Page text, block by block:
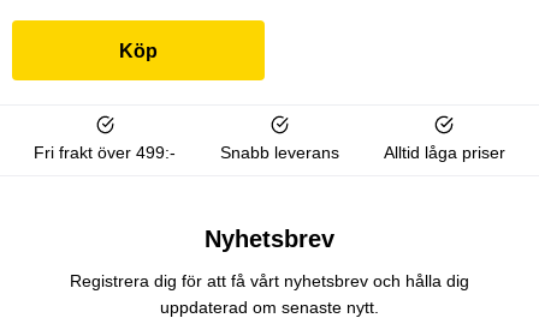
Köp
Fri frakt över 499:- Snabb leverans Alltid låga priser
Nyhetsbrev
Registrera dig för att få vårt nyhetsbrev och hålla dig
uppdaterad om senaste nytt.